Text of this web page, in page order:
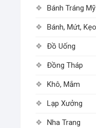
Bánh Tráng
Bánh, Mứt, Kẹo
Đồ Uống
Đồng Tháp
Khô, Mắm
Lạp Xưởng
Nha Trang